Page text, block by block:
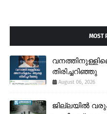
MOST
തിരിച്ചറിഞ്ഞു
August 06, 2026
ജില്ലയിൽ